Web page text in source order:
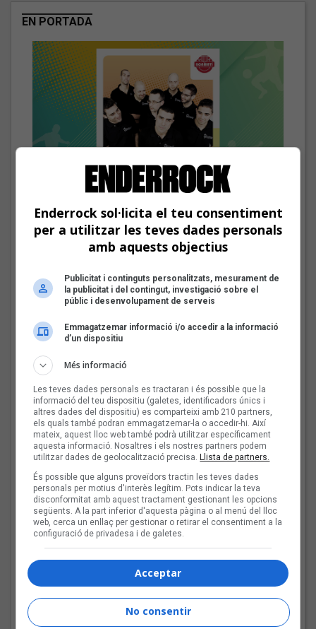
EN PORTADA
El cromo de Deskarats
Les veus dels himnes del futbol
català: Deskarats
Fins a finals d'agost, repassarem diferents himnes que els
grups i artistes catalans han fet per equips de futbol d'arreu
dels Països Catalans
Les veus dels himnes del
futbol català: Miquel
Abras, Mazoni, Sanjosex
i The Gruixut’s
El Sona9 d'estiu d'iCat
concursants balears i
valencians
Enderrock sol·licita el teu consentiment
per a utilitzar les teves dades personals
amb aquests objectius
Publicitat i continguts personalitzats, mesurament de
la publicitat i del contingut, investigació sobre el
públic i desenvolupament de serveis
Emmagatzemar informació i/o accedir a la informació
d’un dispositiu
Més informació
Les teves dades personals es tractaran i és possible que la
informació del teu dispositiu (galetes, identificadors únics i
altres dades del dispositiu) es comparteixi amb 210 partners,
els quals també podran emmagatzemar-la o accedir-hi. Així
mateix, aquest lloc web també podrà utilitzar específicament
aquesta informació. Nosaltres i els nostres partners podem
utilitzar dades de geolocalització precisa. Llista de partners.
És possible que alguns proveïdors tractin les teves dades
personals per motius d'interès legítim. Pots indicar la teva
disconformitat amb aquest tractament gestionant les opcions
següents. A la part inferior d'aquesta pàgina o al menú del lloc
web, cerca un enllaç per gestionar o retirar el consentiment a la
configuració de privadesa i de galetes.
Acceptar
No consentir